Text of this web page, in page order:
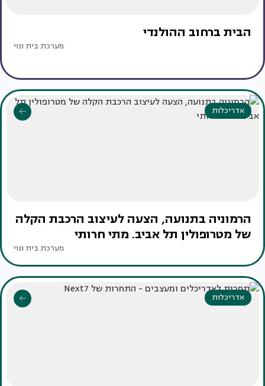
הבית ברחוב ההולנדי
מערכת בית ונוי
אדריכלות
הרמוניה בתנועה, הצעה לעיצוב הרכבת הקלה
של מטרופולין תל אביב. מתי חרותי
מערכת בית ונוי
אדריכלות